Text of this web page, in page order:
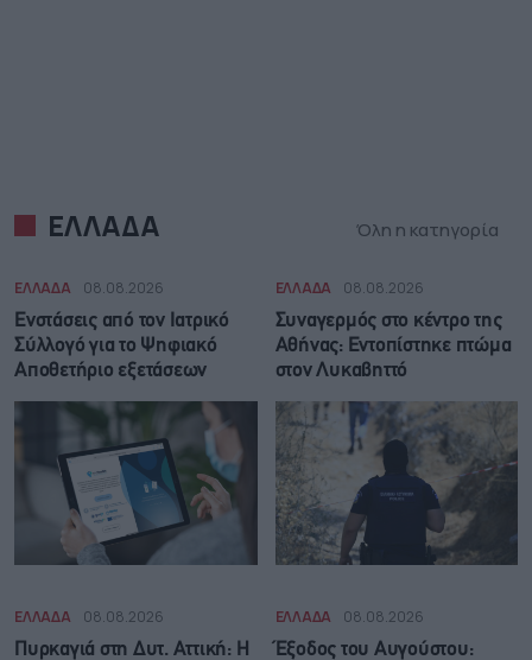
ΕΛΛΑΔΑ Όλη η κατηγορία
ΕΛΛΑΔΑ 08.08.2026
Ενστάσεις από τον Ιατρικό
Σύλλογό για το Ψηφιακό
Αποθετήριο εξετάσεων
ΕΛΛΑΔΑ 08.08.2026
Συναγερμός στο κέντρο της
Αθήνας: Εντοπίστηκε πτώμα
στον Λυκαβηττό
ΕΛΛΑΔΑ 08.08.2026
Πυρκαγιά στη Δυτ. Αττική: Η
ΕΛΛΑΔΑ 08.08.2026
Έξοδος του Αυγούστου: